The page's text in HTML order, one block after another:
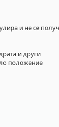
и не се
и други
положение